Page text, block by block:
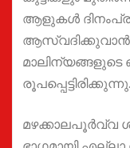
ആളുകൾ
ആസ്വദിക്കുവാൻ
രൂപപ്പെട്ടിരിക്കുന്നു.
മഴക്കാലപൂർവ്വ